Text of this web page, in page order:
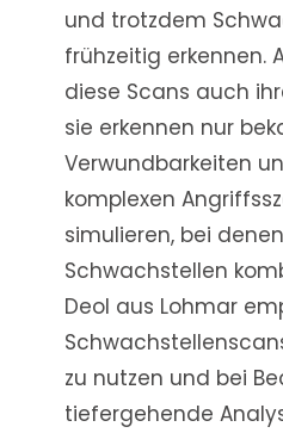
und trotzdem
frühzeitig erkennen.
diese Scans auch
sie erkennen nur
Verwundbarkeiten
komplexen
simulieren, bei
Schwachstellen
Deol aus Lohmar
zu nutzen und bei
tiefergehende